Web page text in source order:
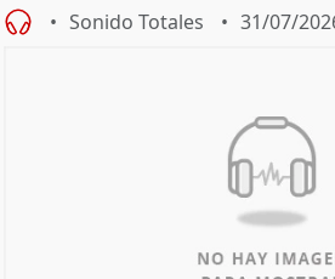
Sonido Totales 31/07/